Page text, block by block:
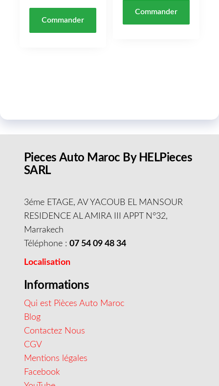
Commander
Commander
Pieces Auto Maroc By HELPieces
SARL
3éme ETAGE, AV YACOUB EL MANSOUR
RESIDENCE AL AMIRA III APPT N°32,
Marrakech
Téléphone : 07 54 09 48 34
Localisation
Informations
Qui est Pièces Auto Maroc
Blog
Contactez Nous
CGV
Mentions légales
Facebook